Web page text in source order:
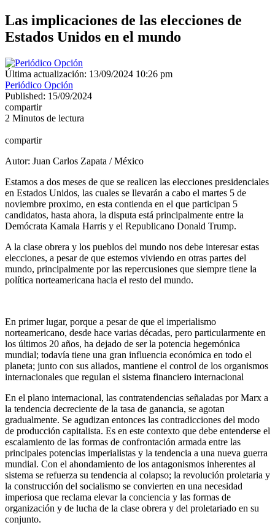
Las implicaciones de las elecciones de
Estados Unidos en el mundo
Última actualización: 13/09/2024 10:26 pm
Periódico Opción
Published: 15/09/2024
compartir
2 Minutos de lectura
compartir
Autor: Juan Carlos Zapata / México
Estamos a dos meses de que se realicen las elecciones presidenciales
en Estados Unidos, las cuales se llevarán a cabo el martes 5 de
noviembre proximo, en esta contienda en el que participan 5
candidatos, hasta ahora, la disputa está principalmente entre la
Demócrata Kamala Harris y el Republicano Donald Trump.
A la clase obrera y los pueblos del mundo nos debe interesar estas
elecciones, a pesar de que estemos viviendo en otras partes del
mundo, principalmente por las repercusiones que siempre tiene la
política norteamericana hacia el resto del mundo.
En primer lugar, porque a pesar de que el imperialismo
norteamericano, desde hace varias décadas, pero particularmente en
los últimos 20 años, ha dejado de ser la potencia hegemónica
mundial; todavía tiene una gran influencia económica en todo el
planeta; junto con sus aliados, mantiene el control de los organismos
internacionales que regulan el sistema financiero internacional
En el plano internacional, las contratendencias señaladas por Marx a
la tendencia decreciente de la tasa de ganancia, se agotan
gradualmente. Se agudizan entonces las contradicciones del modo
de producción capitalista. Es en este contexto que debe entenderse el
escalamiento de las formas de confrontación armada entre las
principales potencias imperialistas y la tendencia a una nueva guerra
mundial. Con el ahondamiento de los antagonismos inherentes al
sistema se refuerza su tendencia al colapso; la revolución proletaria y
la construcción del socialismo se convierten en una necesidad
imperiosa que reclama elevar la conciencia y las formas de
organización y de lucha de la clase obrera y del proletariado en su
conjunto.